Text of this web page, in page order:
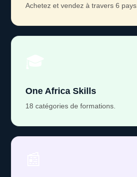
Achetez et vendez à travers 6 pays.
One Africa Skills
18 catégories de formations.